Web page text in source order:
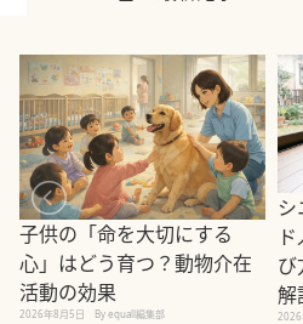
子供の「命を大切にする
心」はどう育つ？動物介在
活動の効果
2026年8月5日 By equall編集部
び
解
2026